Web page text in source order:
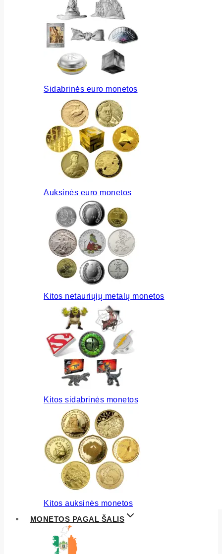
Sidabrinės euro monetos
Auksinės euro monetos
Kitos netauriųjų metalų monetos
Kitos sidabrinės monetos
Kitos auksinės monetos
MONETOS PAGAL ŠALIS